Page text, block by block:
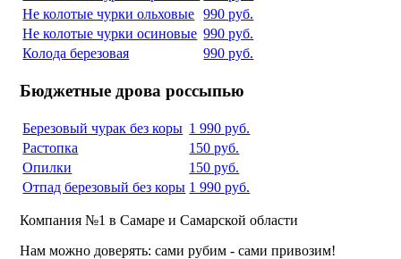
Не колотые чурки ольховые
990 руб.
Не колотые чурки осиновые 990 руб.
Колода березовая
990 руб.
Бюджетные дрова россыпью
Березовый чурак без коры 1 990 руб.
Растопка
150 руб.
Опилки
150 руб.
Отпад березовый без коры 1 990 руб.
Компания №1 в Самаре и Самарской области
Нам можно доверять: сами рубим - сами привозим!